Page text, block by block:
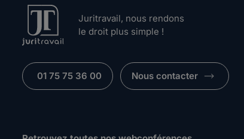
Juritravail, nous rendons
le droit plus simple !
01 75 75 36 00 Nous contacter